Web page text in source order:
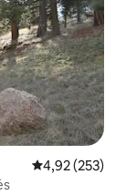
Évaluation
4,92 (253)